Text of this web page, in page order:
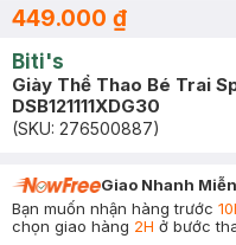
449.000 ₫
Biti's
Giày Thể Thao Bé Trai
DSB121111XDG30
(SKU: 276500887)
Giao Nhanh
Bạn muốn nhận hàng trước
chọn giao hàng 2H ở bước